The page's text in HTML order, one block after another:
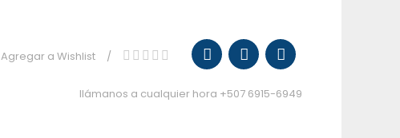
Agregar a Wishlist
llámanos a cualquier hora +507 6915-6949